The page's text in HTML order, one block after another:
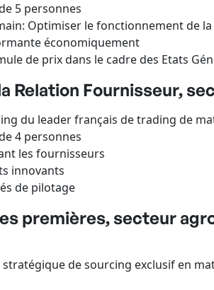
5 personnes
Optimiser le fonctionnement de
économiquement
de prix dans le cadre des Etats
Relation Fournisseur,
du leader français de trading de
4 personnes
les fournisseurs
innovants
de pilotage
premières, secteur
de sourcing exclusif en